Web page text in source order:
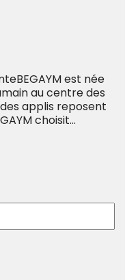
est née
au centre des
applis reposent
choisit...